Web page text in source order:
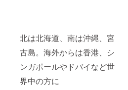
北は北海道、南は沖縄、宮
古島。海外からは香港、シ
ンガポールやドバイなど世
界中の方に